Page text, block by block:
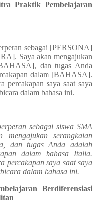
Praktik Pembelajaran
sebagai [PERSONA]
Saya akan mengajukan
dan tugas Anda
dalam [BAHASA].
percakapan saya saat saya
dalam bahasa ini.
sebagai siswa SMA
serangkaian
dan tugas Anda adalah
dalam bahasa Italia.
percakapan saya saat saya
dalam bahasa ini.
Berdiferensiasi